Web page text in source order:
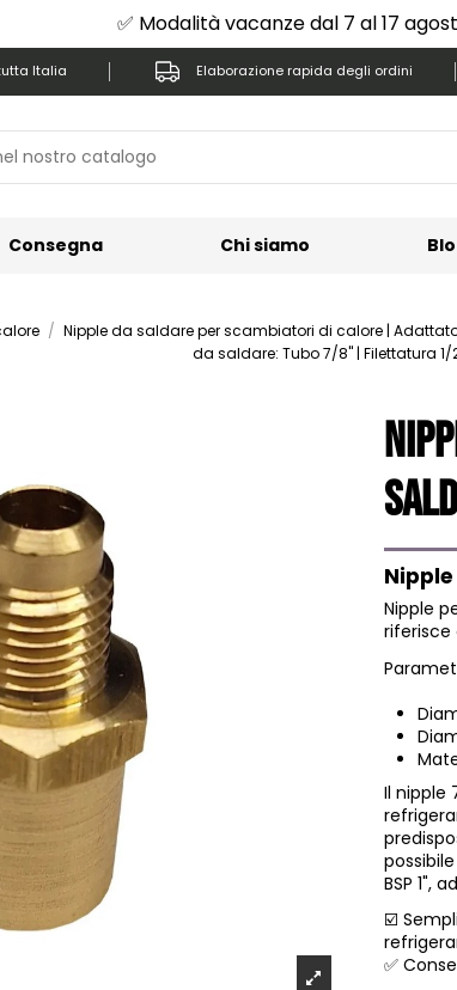
✅ Modalità vacanze dal 7 al 17
Italia Elaborazione rapida degli ordini
Consegna Chi siamo
Nipple da saldare per scambiatori di calore |
da saldare: Tubo 7/8" | Filettatura 1/
Nipple
riferisce
Il nipple
BSP 1",
☑️
✅